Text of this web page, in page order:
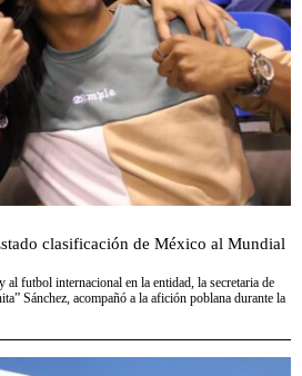
clasificación de México al Mundial
al futbol internacional en la entidad, la secretaria de
Sánchez, acompañó a la afición poblana durante la